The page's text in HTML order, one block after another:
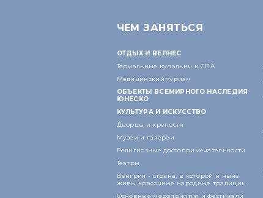
ЧЕМ ЗАНЯТЬСЯ
ОТДЫХ И ВЕЛНЕС
Термальные купальни и СПА
Медицинский туризм
ОБЪЕКТЫ ВСЕМИРНОГО НАСЛЕДИЯ
ЮНЕСКО
КУЛЬТУРА И ИСКУССТВО
Дворцы и крепости
Музеи и галереи
Религиозные достопримечательности
Театры
Венгрия - страна, в которой и ныне
живы красочные народные традиции
Основные мероприятия и фестивали